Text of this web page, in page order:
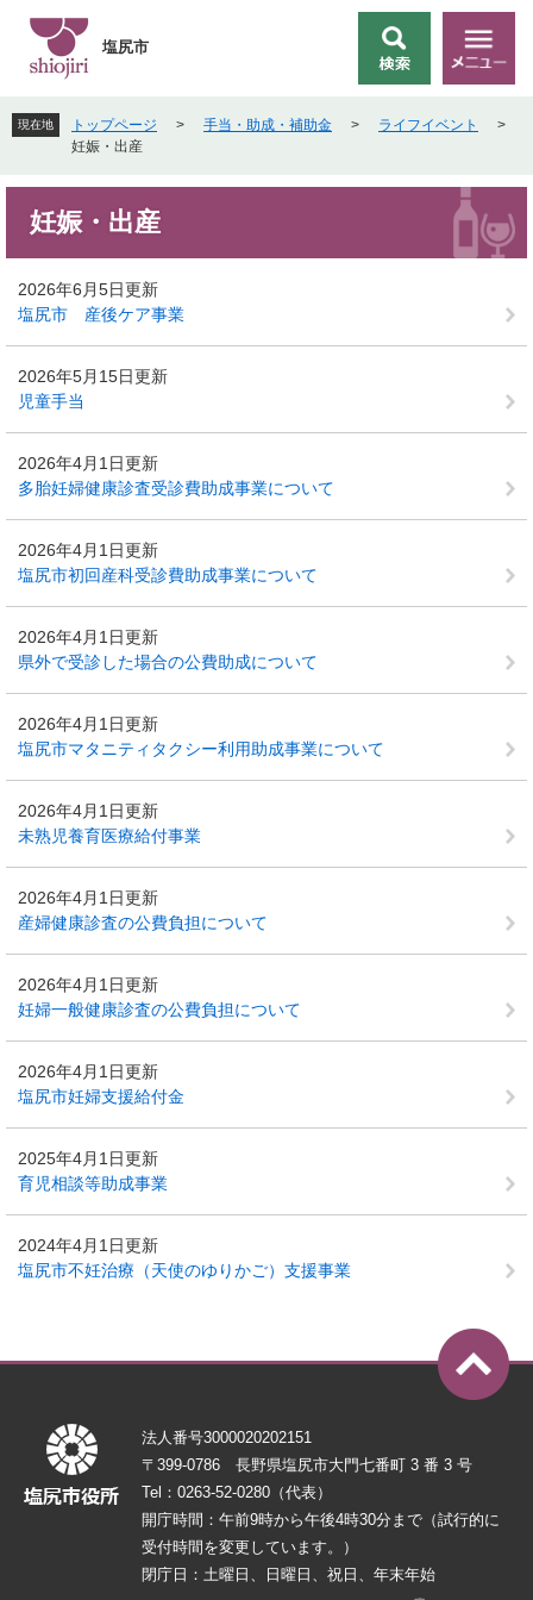
先
頭
す
を
飛
し
文
索
メ
ニ
ー
塩尻市
現在地 トップページ > 手当・助成・補助金 > ライフイベント
>
妊娠・出産
妊娠・出産
2026年6月5日更新
塩尻市 産後ケア事業
2026年5月15日更新
児童手当
2026年4月1日更新
多胎妊婦健康診査受診費助成事業について
2026年4月1日更新
塩尻市初回産科受診費助成事業について
2026年4月1日更新
県外で受診した場合の公費助成について
2026年4月1日更新
塩尻市マタニティタクシー利用助成事業について
2026年4月1日更新
未熟児養育医療給付事業
2026年4月1日更新
産婦健康診査の公費負担について
2026年4月1日更新
妊婦一般健康診査の公費負担について
2026年4月1日更新
塩尻市妊婦支援給付金
2025年4月1日更新
育児相談等助成事業
2024年4月1日更新
塩尻市不妊治療（天使のゆりかご）支援事業
法人番号3000020202151
〒399-0786 長野県塩尻市大門七番町 3 番 3 号
Tel：0263-52-0280（代表）
開庁時間：午前9時から午後4時30分まで（試行的に
受付時間を変更しています。）
閉庁日：土曜日、日曜日、祝日、年末年始